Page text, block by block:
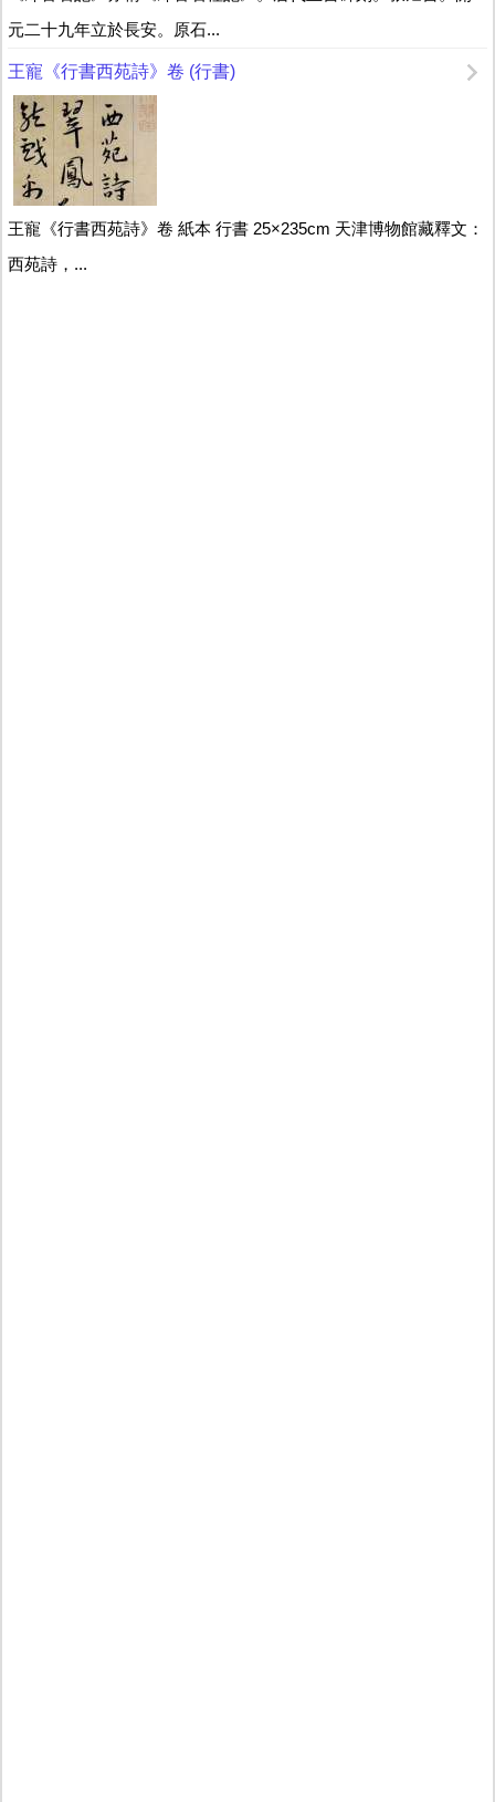
元二十九年立於長安。原石...
王寵《行書西苑詩》卷 (行書)
王寵《行書西苑詩》卷 紙本 行書 25×235cm 天津博物館藏釋文：
西苑詩，...